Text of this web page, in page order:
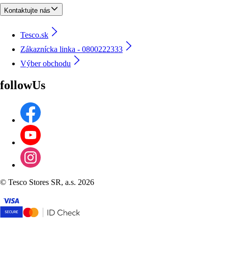
Kontaktujte nás
Tesco.sk
Zákaznícka linka - 0800222333
Výber obchodu
followUs
© Tesco Stores SR, a.s. 2026